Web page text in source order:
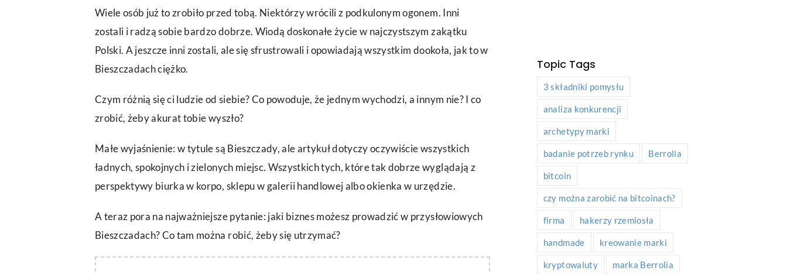
Wiele osób już to zrobiło przed tobą. Niektórzy wrócili z podkulonym ogonem. Inni
zostali i radzą sobie bardzo dobrze. Wiodą doskonałe życie w najczystszym zakątku
Polski. A jeszcze inni zostali, ale się sfrustrowali i opowiadają wszystkim dookoła, jak to w
Bieszczadach ciężko.
Czym różnią się ci ludzie od siebie? Co powoduje, że jednym wychodzi, a innym nie? I co
zrobić, żeby akurat tobie wyszło?
Małe wyjaśnienie: w tytule są Bieszczady, ale artykuł dotyczy oczywiście wszystkich
ładnych, spokojnych i zielonych miejsc. Wszystkich tych, które tak dobrze wyglądają z
perspektywy biurka w korpo, sklepu w galerii handlowej albo okienka w urzędzie.
A teraz pora na najważniejsze pytanie: jaki biznes możesz prowadzić w przysłowiowych
Bieszczadach? Co tam można robić, żeby się utrzymać?
Topic Tags
3 składniki pomysłu
analiza konkurencji
archetypy marki
badanie potrzeb rynku Berrolia
bitcoin
czy można zarobić na bitcoinach?
firma hakerzy rzemiosła
handmade kreowanie marki
kryptowaluty marka Berrolia